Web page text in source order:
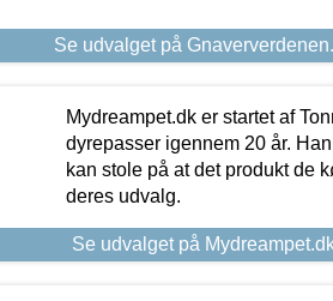
Se udvalget på
Mydreampet.dk er startet af
dyrepasser igennem 20 år.
kan stole på at det produkt de
deres udvalg.
Se udvalget på